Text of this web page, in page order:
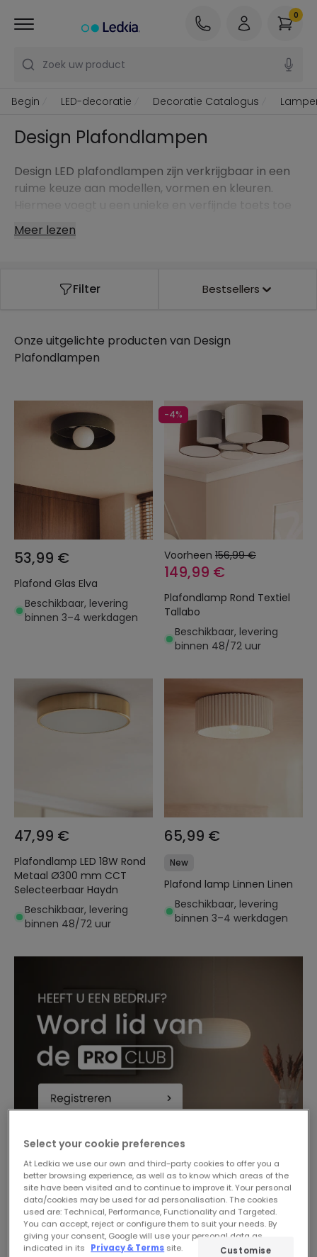
Zoek uw product
0
Begin LED-decoratie Decoratie Catalogus
Design Plafondlampen
Design LED plafondlampen zijn verkrijgbaar in een
ruime keuze aan modellen, vormen en kleuren.
Hiermee voegt u een unieke en verfijnde toets toe
aan uw kamers, zonder dat u daarbij energie
bespaart of geniet van een zachte, gelijkmatige en
Meer lezen
Filter Bestsellers
Onze uitgelichte producten van Design
Plafondlampen
53,99 €
Plafond Glas Elva
Beschikbaar, levering
binnen 3–4 werkdagen
-4%
Voorheen 156,99 €
149,99 €
Plafondlamp Rond Textiel
Tallabo
Beschikbaar, levering
binnen 48/72 uur
47,99 €
Plafondlamp LED 18W Rond
Metaal Ø300 mm CCT
Selecteerbaar Haydn
Beschikbaar, levering
binnen 48/72 uur
65,99 €
New
Plafond lamp Linnen Linen
Beschikbaar, levering
binnen 3–4 werkdagen
Select your cookie preferences
At Ledkia we use our own and third-party cookies to offer you a
better browsing experience, as well as to know which areas of the
site have been visited and to continue to improve it. Your personal
data/cookies may be used for ad personalisation. The cookies
used are: Technical, Performance, Functionality and Targeted.
You can accept, reject or configure them to suit your needs. By
giving your consent, Google will use your personal data as
indicated in its
Privacy & Terms site. Customise